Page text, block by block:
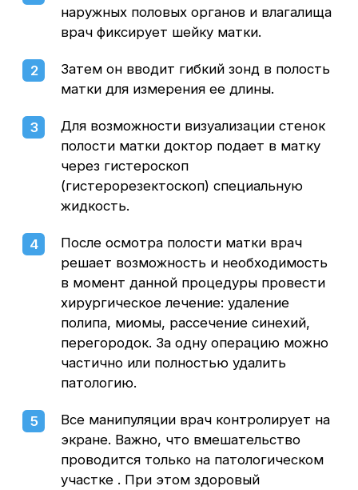
высшая категория
«Гистерорезектоскопия — золотой стандарт
оперативного лечения внутриматочных
Данная операция назначается с целью
устранения патологических образований
на внутренней поверхности матки
полипы, миомы, спайки, рубцы, стриктуры
и другие нарушения строения эндометрия,
грозящие женщине серьезными
осложнениями и высоким риском потери
беременности.
Нередко именно внутриматочные патологии
становятся причиной того, что беременность
сроках. В таких случаях своевременно
выполненная гистерорезектоскопия
становится для многих наших пациенток
порой единственным шансом для
восстановления репродуктивной функции
и благополучного вынашивания ребенка."
В отличие от классического «слепого»
гистерорезектоскопия выполняется
с помощью многофункционального
камерой высокого разрешения
и позволяющего врачу иссекать
новообразования эндометрия с высокой
степенью точности, не затрагивая
окружающие здоровые ткани.